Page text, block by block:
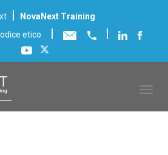
|
NovaNext Training
etico | |